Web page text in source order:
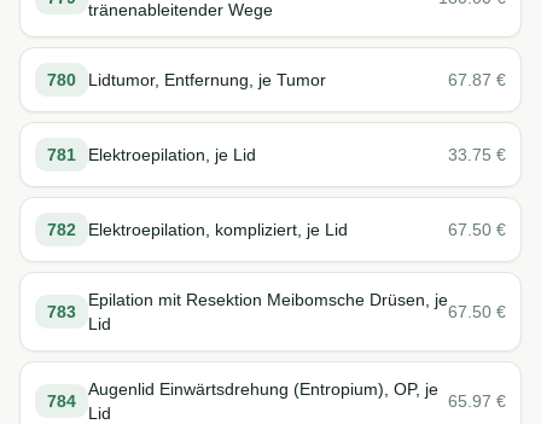
tränenableitender Wege
780 Lidtumor, Entfernung, je Tumor 67.87 €
781 Elektroepilation, je Lid 33.75 €
782 Elektroepilation, kompliziert, je Lid 67.50 €
783
Epilation mit Resektion Meibomsche Drüsen, je
Lid
67.50 €
784
Augenlid Einwärtsdrehung (Entropium), OP, je
Lid
65.97 €